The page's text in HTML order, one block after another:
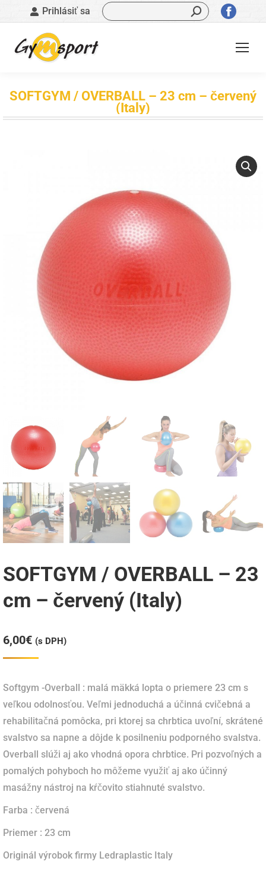
Prihlásiť sa Vyhľadávanie:
sa
otvorí
okne
SOFTGYM / OVERBALL – 23 cm – červený
(Italy)
SOFTGYM / OVERBALL – 23
cm – červený (Italy)
6,00€ (s DPH)
Softgym -Overball : malá mäkká lopta o priemere 23 cm s
veľkou odolnosťou. Veľmi jednoduchá a účinná cvičebná a
rehabilitačná pomôcka, pri ktorej sa chrbtica uvoľní, skrátené
svalstvo sa napne a dôjde k posilneniu podporného svalstva.
Overball slúži aj ako vhodná opora chrbtice. Pri pozvoľných a
pomalých pohyboch ho môžeme využiť aj ako účinný
masážny nástroj na kŕčovito stiahnuté svalstvo.
Farba : červená
Priemer : 23 cm
Originál výrobok firmy Ledraplastic Italy